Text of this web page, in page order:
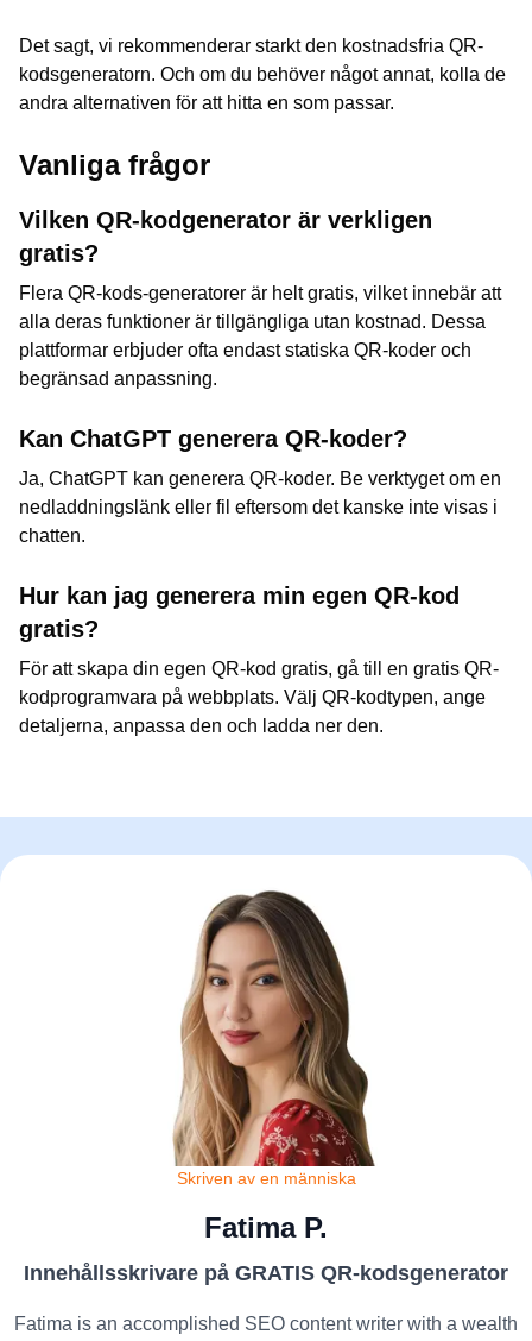
Det sagt, vi rekommenderar starkt den kostnadsfria QR-
kodsgeneratorn. Och om du behöver något annat, kolla de
andra alternativen för att hitta en som passar.
Vanliga frågor
Vilken QR-kodgenerator är verkligen
gratis?
Flera QR-kods-generatorer är helt gratis, vilket innebär att
alla deras funktioner är tillgängliga utan kostnad. Dessa
plattformar erbjuder ofta endast statiska QR-koder och
begränsad anpassning.
Kan ChatGPT generera QR-koder?
Ja, ChatGPT kan generera QR-koder. Be verktyget om en
nedladdningslänk eller fil eftersom det kanske inte visas i
chatten.
Hur kan jag generera min egen QR-kod
gratis?
För att skapa din egen QR-kod gratis, gå till en gratis QR-
kodprogramvara på webbplats. Välj QR-kodtypen, ange
detaljerna, anpassa den och ladda ner den.
Skriven av en människa
Fatima P.
Innehållsskrivare på GRATIS QR-kodsgenerator
Fatima is an accomplished SEO content writer with a wealth